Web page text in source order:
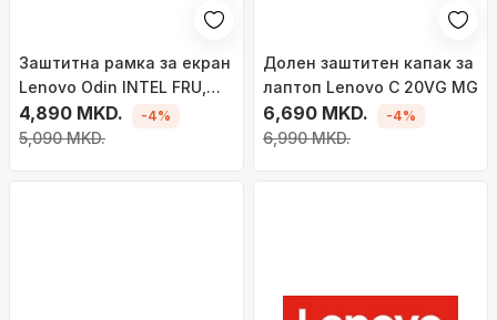
Заштитна рамка за екран
Lenovo Odin INTEL FRU,
црна
4,890 MKD.
5,090 MKD.
-4%
Долен заштитен капак за
лаптоп Lenovo C 20VG MG
6,690 MKD.
6,990 MKD.
-4%